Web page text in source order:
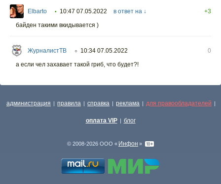
Elbarto • 10:47 07.05.2022 в ответ на ↓
+3
байден такими вкидывается )
ЖурналистТВ ○ 10:34 07.05.2022
0
а если чел захавает такой гриб, что будет?!
администрация | правила | справка | реклама | для правообладателей |
оплата VIP | блог
© 2008-2026 ООО « Инфон »